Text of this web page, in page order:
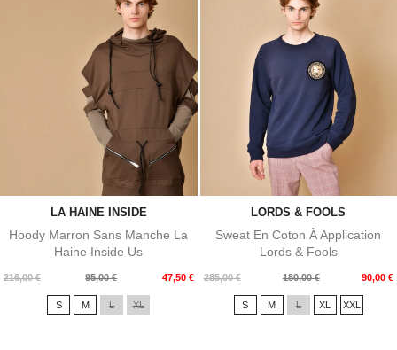
LA HAINE INSIDE
Hoody Marron Sans Manche La
Haine Inside Us
216,00 €
Prix
95,00 € 47,50 €
Prix
S M L XL
LORDS & FOOLS
Sweat En Coton À Application
Lords & Fools
285,00 €
Prix
180,00 € 90,00 €
Prix
S M L XL XXL